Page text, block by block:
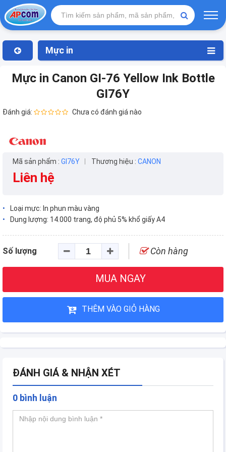
Mực in
Mực in Canon GI-76 Yellow Ink Bottle
GI76Y
Đánh giá: Chưa có đánh giá nào
Mã sản phẩm : GI76Y Thương hiệu : CANON
Liên hệ
Loại mực: In phun màu vàng
Dung lượng: 14.000 trang, độ phủ 5% khổ giấy A4
Số lượng Còn hàng
MUA NGAY
THÊM VÀO GIỎ HÀNG
ĐÁNH GIÁ & NHẬN XÉT
0 bình luận